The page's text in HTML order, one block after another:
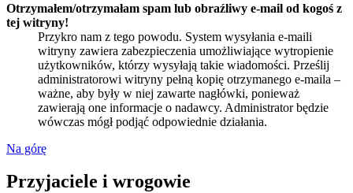
Otrzymałem/otrzymałam spam lub obraźliwy e-mail od kogoś z
tej witryny!
Przykro nam z tego powodu. System wysyłania e-maili
witryny zawiera zabezpieczenia umożliwiające wytropienie
użytkowników, którzy wysyłają takie wiadomości. Prześlij
administratorowi witryny pełną kopię otrzymanego e-maila –
ważne, aby były w niej zawarte nagłówki, ponieważ
zawierają one informacje o nadawcy. Administrator będzie
wówczas mógł podjąć odpowiednie działania.
Na górę
Przyjaciele i wrogowie